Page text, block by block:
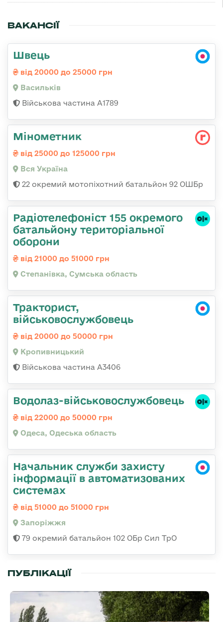
ВАКАНСІЇ
Швець
від 20000 до 25000 грн
Васильків
Військова частина А1789
Мінометник
від 25000 до 125000 грн
Вся Україна
22 окремий мотопіхотний батальйон 92 ОШБр
Радіотелефоніст 155 окремого
батальйону територіальної
оборони
від 21000 до 51000 грн
Степанівка, Сумська область
Тракторист,
військовослужбовець
від 20000 до 50000 грн
Кропивницький
Військова частина А3406
Водолаз-військовослужбовець
від 22000 до 50000 грн
Одеса, Одеська область
Начальник служби захисту
інформації в автоматизованих
системах
від 51000 до 51000 грн
Запоріжжя
79 окремий батальйон 102 ОБр Сил ТрО
ПУБЛІКАЦІЇ